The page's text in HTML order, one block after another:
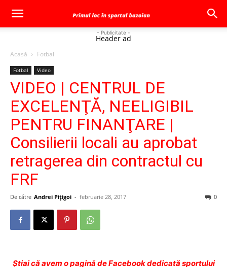
- Publicitate -
Header ad
Acasă Fotbal
Fotbal Video
VIDEO | CENTRUL DE
EXCELENŢĂ, NEELIGIBIL
PENTRU FINANŢARE |
Consilierii locali au aprobat
retragerea din contractul cu
FRF
De către Andrei Pițigoi - februarie 28, 2017 0
Ştiai că avem o pagină de Facebook dedicată sportului